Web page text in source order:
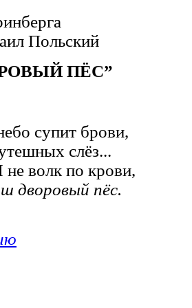
Польский
ПЁС”
супит брови,
слёз...
не волк по крови,
дворовый пёс.